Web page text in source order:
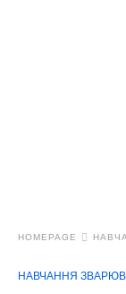
HOMEPAGE
НАВЧАННЯ